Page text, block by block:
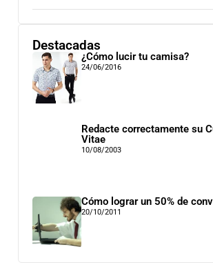
Destacadas
¿Cómo lucir tu camisa?
24/06/2016
Redacte correctamente su
Vitae
10/08/2003
Cómo lograr un 50% de
20/10/2011